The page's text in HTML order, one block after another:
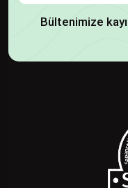
Bültenimize